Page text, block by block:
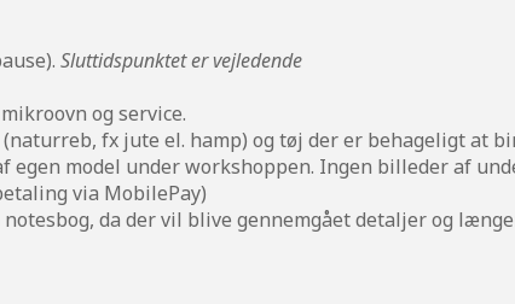
Sluttidspunktet er vejledende
og service.
fx jute el. hamp) og tøj der er behageligt at
egen model under workshoppen. Ingen billeder af
via MobilePay)
da der vil blive gennemgået detaljer og